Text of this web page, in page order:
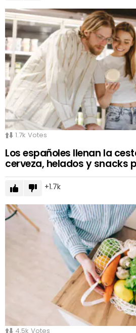
1.7k Votes
Los españoles llenan la
cerveza, helados y snacks
1.7k
4.5k Votes